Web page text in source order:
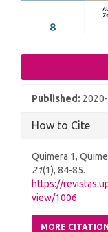
Published:
How to Cite
Quimera 1,
21(1), 84-85.
https://
view/1006
MORE